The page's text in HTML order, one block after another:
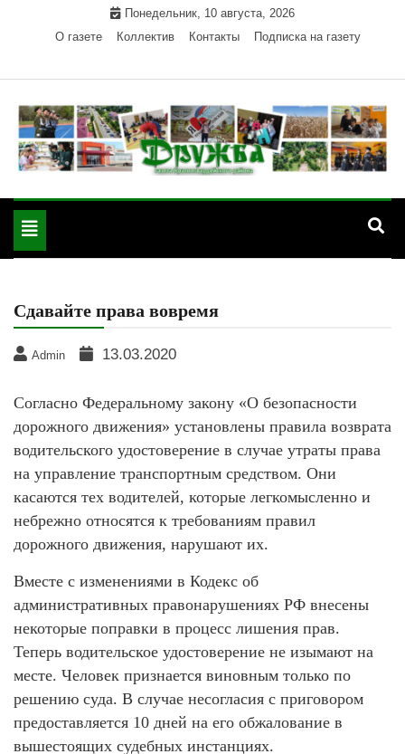
Понедельник, 10 августа, 2026
О газете
Коллектив Контакты Подписка на газету
"Дружба" — газета
Красногвардейского района Республики Адыгея
Toggle
navigation
Сдавайте права вовремя
Admin 13.03.2020
Согласно Федеральному закону «О безопасности
дорожного движения» установлены правила возврата
водительского удостоверение в случае утраты права
на управление транспортным средством. Они
касаются тех водителей, которые легкомысленно и
небрежно относятся к требованиям правил
дорожного движения, нарушают их.
Вместе с изменениями в Кодекс об
административных правонарушениях РФ внесены
некоторые поправки в процесс лишения прав.
Теперь водительское удостоверение не изымают на
месте. Человек признается виновным только по
решению суда. В случае несогласия с приговором
предоставляется 10 дней на его обжалование в
вышестоящих судебных инстанциях.